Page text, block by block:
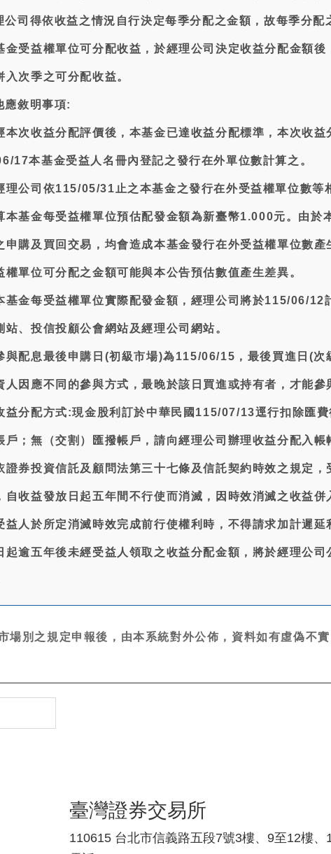
公司得依收益之情況自行決定每季分配之金額，故每季分配
金受益權單位可分配收益，於經理公司決定收益分配金額後
入次季之可分配收益。
應敘明事項:
本次收益分配評價後，本基金已達收益分配標準，本次收益
17本基金受益人名冊內登記之發行在外單位數計算之。
理公司依115/05/31止之本基金之發行在外受益權單位數等
本基金每受益權單位預估配發金額為新臺幣1.000元。由於
申購及買回交易，均會造成本基金發行在外受益權單位數產
權單位可分配之金額可能與本公告預估數值產生差異。
基金每受益權單位實際配發金額，經理公司將於115/06/12
站、投信投顧公會網站及經理公司網站。
與配息最後申購日(初級市場)為115/06/15，最後買進日(
人因應不同的參與方式，最晚於該日買進或持有者，才能參
益分配方式:現金股利訂於中華民國115/07/13逕行扣除匯費
戶；無（交割）匯撥帳戶，請向經理公司辦理收益分配入帳
證券投資信託及顧問法第三十七條及信託契約時效之規定，
自收益發放日起五年間不行使而消滅，因時效消滅之收益併
益人於所定消滅時效完成前行使權利時，不得請求加計遲延
起逾五年後未經受益人領取之收益分配金額，將於經理公司
場別之規定申報後，由本系統對外公佈，資料如有虛偽不
臺灣證券交易所
110615 台北市信義路五段7號3樓、9至12樓、